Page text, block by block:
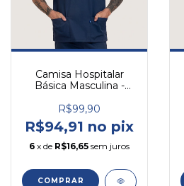
Camisa Hospitalar
Básica Masculina -
R$99,90
R$94,91 no pix
6 x de R$16,65 sem juros
COMPRAR